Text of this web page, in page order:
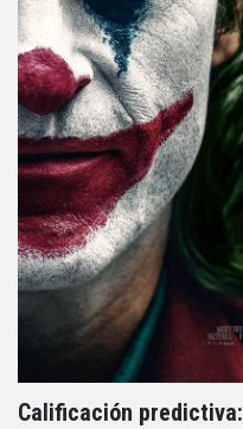
Calificación predictiva: